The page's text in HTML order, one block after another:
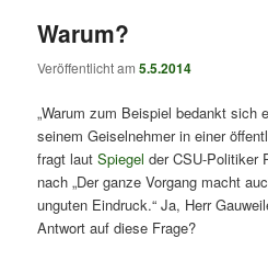
Warum?
Veröffentlicht am5.5.2014
„Warum zum Beispiel bedankt sich
seinem Geiselnehmer in einer
fragt lautSpiegel der CSU-Politiker
nach „Der ganze Vorgang macht
unguten Eindruck.“ Ja, Herr
Antwort auf diese Frage?